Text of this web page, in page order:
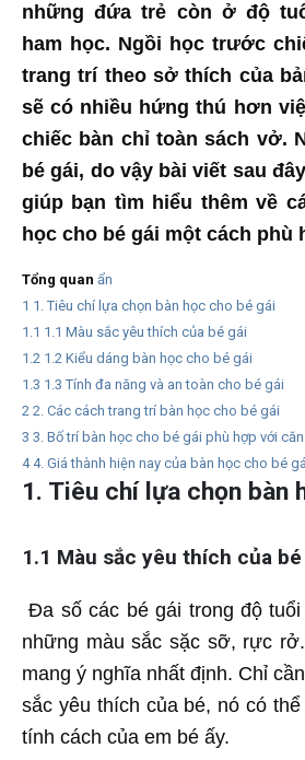
những đứa trẻ còn ở độ
ham học. Ngồi học trước
trang trí theo sở thích của
sẽ có nhiều hứng thú hơn
chiếc bàn chỉ toàn sách vở.
bé gái, do vậy bài viết sau
giúp bạn tìm hiểu thêm về
học cho bé gái một cách phù
Tổng quan ẩn
1 1. Tiêu chí lựa chọn bàn học cho bé gái
1.1 1.1 Màu sắc yêu thích của bé gái
1.2 1.2 Kiểu dáng bàn học cho bé gái
1.3 1.3 Tính đa năng và an toàn cho bé gái
2 2. Các cách trang trí bàn học cho bé gái
3 3. Bố trí bàn học cho bé gái phù hợp với
4 4. Giá thành hiện nay của bàn học cho bé
1. Tiêu chí lựa chọn bàn
1.1 Màu sắc yêu thích của
Đa số các bé gái trong độ
những màu sắc sặc sỡ, rực
mang ý nghĩa nhất định. Chỉ
sắc yêu thích của bé, nó có
tính cách của em bé ấy.